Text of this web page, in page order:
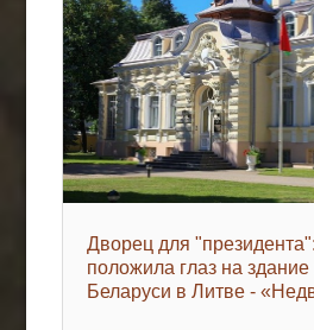
Дворец для
положила глаз на здание
Беларуси в Литве -